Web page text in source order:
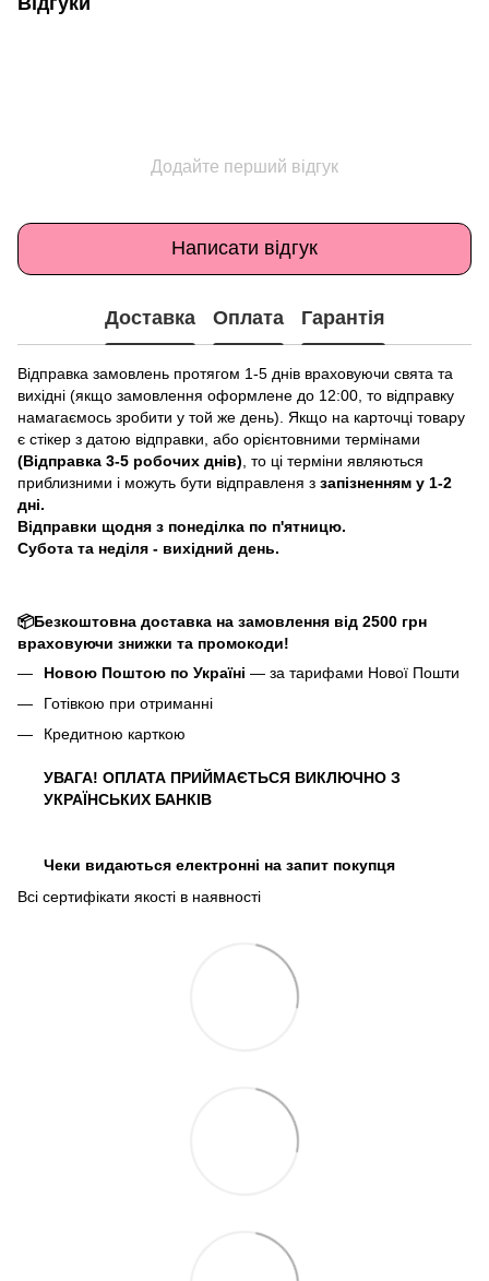
Додайте перший відгук
Написати відгук
Доставка Оплата Гарантія
Відправка замовлень протягом 1-5 днів враховуючи свята та
вихідні (якщо замовлення оформлене до 12:00, то відправку
намагаємось зробити у той же день). Якщо на карточці товару
є стікер з датою відправки, або орієнтовними термінами
(Відправка 3-5 робочих днів) , то ці терміни являються
приблизними і можуть бути відправленя з запізненням у 1-2
дні.
Відправки щодня з понеділка по п'ятницю.
Субота та неділя - вихідний день.
📦Безкоштовна доставка на замовлення від 2500 грн
враховуючи знижки та промокоди!
Новою Поштою по Україні — за тарифами Нової Пошти
Готівкою при отриманні
Кредитною карткою
УВАГА! ОПЛАТА ПРИЙМАЄТЬСЯ ВИКЛЮЧНО З
УКРАЇНСЬКИХ БАНКІВ
Чеки видаються електронні на запит покупця
Всі сертифікати якості в наявності